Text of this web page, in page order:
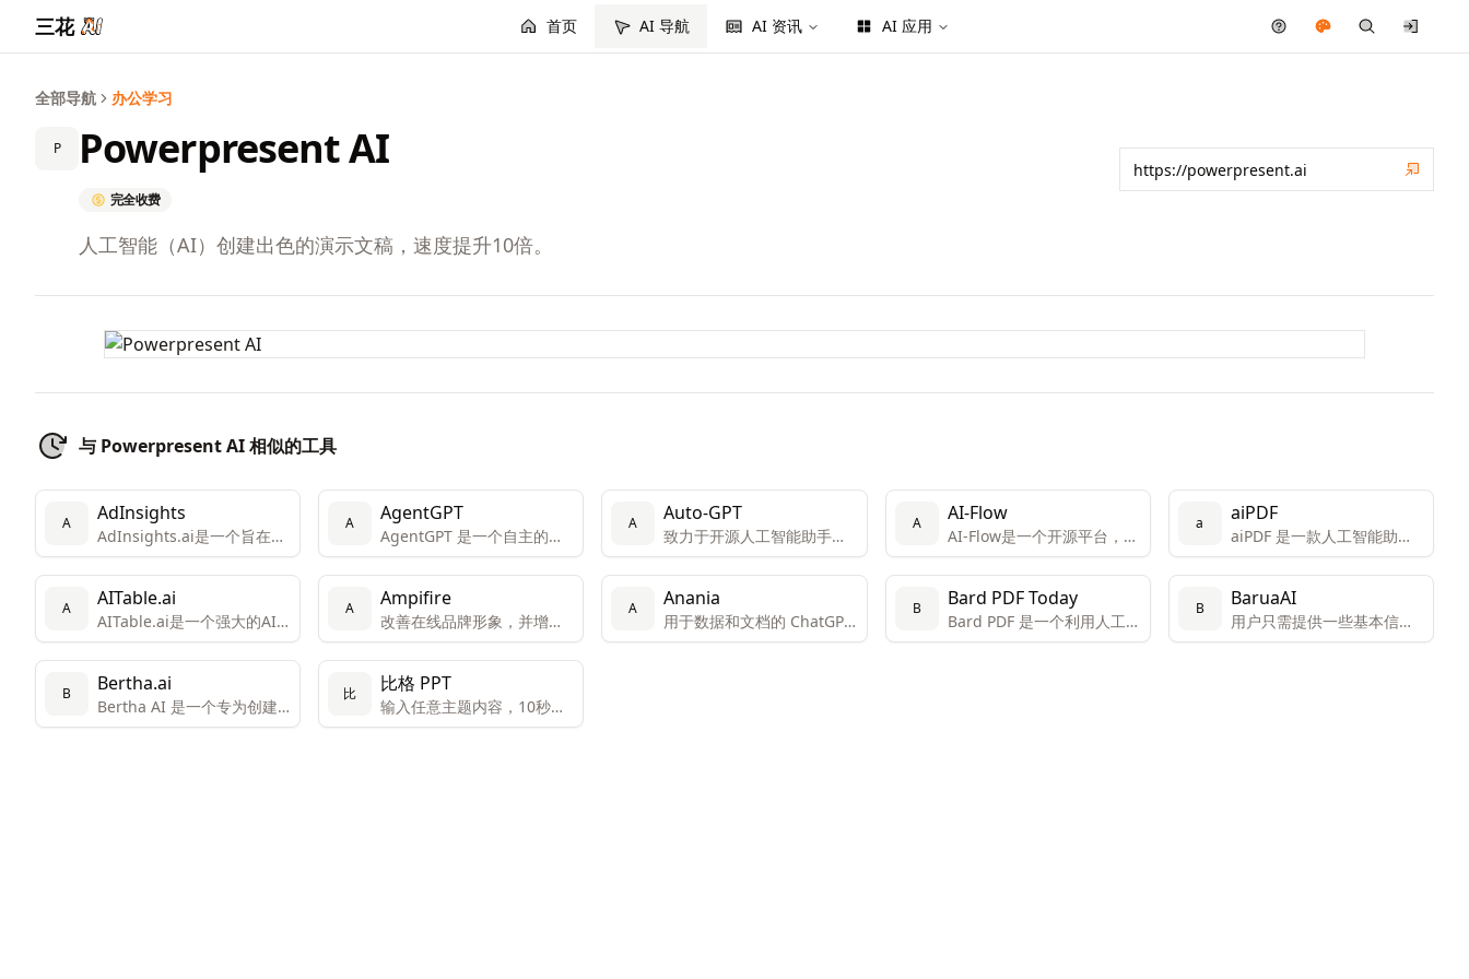
三花 首页 AI 导航 AI 资讯 AI 应用
全部导航 办公学习
P Powerpresent AI
完全收费
人工智能（AI）创建出色的演示文稿，速度提升10倍。
与 Powerpresent AI 相似的工具
A AdInsights
AdInsights.ai是一个旨在帮
助企业在数字营销和销售方
面实现增长和效率的平台。
A AgentGPT
AgentGPT 是一个自主的人
工智能代理平台，允许用户
在浏览器中创建和部署可定
制的自主AI代理。
A Auto-GPT
致力于开源人工智能助手的
研究
A AI-Flow
AI-Flow是一个开源平台，允
许用户通过简单的拖放界面
创建自定义的AI工具。该平
台专为创新者和创造者设
计，便于他们连接和组合不
同的AI模型以获得独特的结
a aiPDF
aiPDF 是一款人工智能助
手，旨在提高用户与文档互
动的效率和体验。
A AITable.ai
AITable.ai是一个强大的AI
驱动的数据组织和自动化工
具，旨在通过其视觉界面和
集成能力简化个人和企业的
CRM、项目管理和生产力需
求。
A Ampifire
改善在线品牌形象，并增加
所有流量来源的转化率。
A Anania
用于数据和文档的 ChatGPT
风格助手
B Bard PDF Today
Bard PDF 是一个利用人工智
能技术，通过聊天交互方式
B BaruaAI
用户只需提供一些基本信
息，Barua AI即可生成个性
B Bertha.ai
Bertha AI 是一个专为创建
销售文案而设计的人工智能
比 比格 PPT
输入任意主题内容，10秒生
成您的专属PPT。